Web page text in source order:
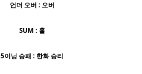
언더 오버 : 오버
SUM : 홀
5이닝 승패 : 한화 승리